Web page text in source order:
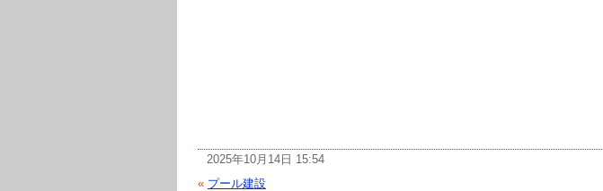
2025年10月14日 15:54
« プール建設